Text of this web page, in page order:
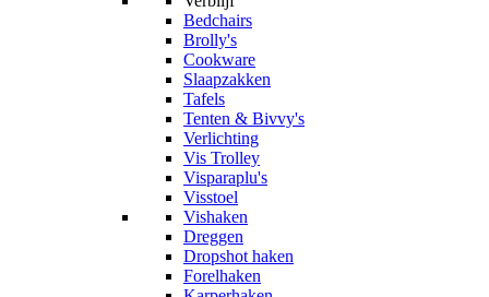
Bedchairs
Brolly's
Cookware
Slaapzakken
Tafels
Tenten & Bivvy's
Verlichting
Vis Trolley
Visparaplu's
Visstoel
Vishaken
Dreggen
Dropshot haken
Forelhaken